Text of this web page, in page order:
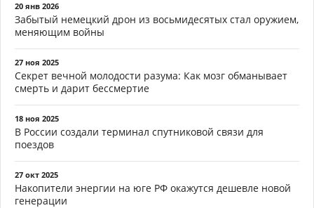
20 янв 2026
Забытый немецкий дрон из восьмидесятых стал оружием,
меняющим войны
27 ноя 2025
Секрет вечной молодости разума: Как мозг обманывает
смерть и дарит бессмертие
18 ноя 2025
В России создали терминал спутниковой связи для
поездов
27 окт 2025
Накопители энергии на юге РФ окажутся дешевле новой
генерации